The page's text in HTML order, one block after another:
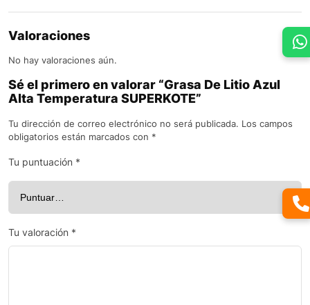
Valoraciones
No hay valoraciones aún.
Sé el primero en valorar “Grasa De Litio Azul
Alta Temperatura SUPERKOTE”
Tu dirección de correo electrónico no será publicada. Los campos
obligatorios están marcados con *
Tu puntuación *
Tu valoración *